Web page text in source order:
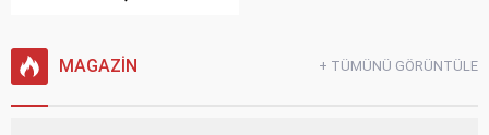
MAGAZİN + TÜMÜNÜ GÖRÜNTÜLE